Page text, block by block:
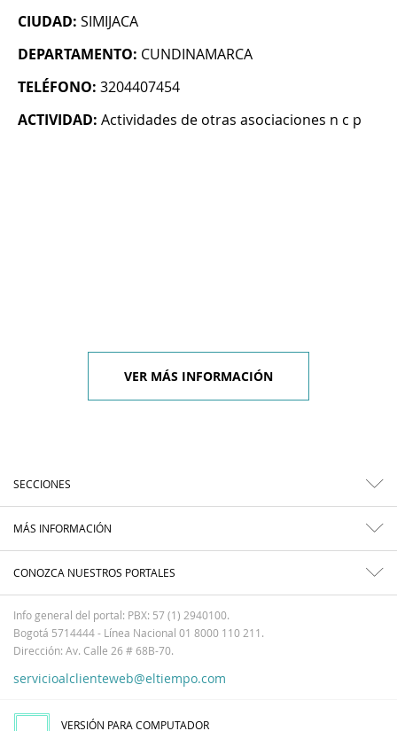
CIUDAD: SIMIJACA
DEPARTAMENTO: CUNDINAMARCA
TELÉFONO: 3204407454
ACTIVIDAD: Actividades de otras asociaciones n c p
VER MÁS INFORMACIÓN
SECCIONES
MÁS INFORMACIÓN
CONOZCA NUESTROS PORTALES
Info general del portal: PBX: 57 (1) 2940100.
Bogotá 5714444 - Línea Nacional 01 8000 110 211.
Dirección: Av. Calle 26 # 68B-70.
servicioalclienteweb@eltiempo.com
VERSIÓN PARA COMPUTADOR